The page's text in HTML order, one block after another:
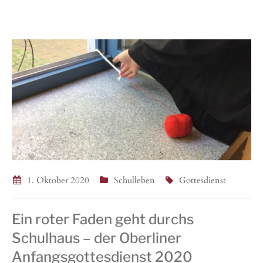
1. Oktober 2020 Schulleben Gottesdienst
Ein roter Faden geht durchs
Schulhaus – der Oberliner
Anfangsgottesdienst 2020